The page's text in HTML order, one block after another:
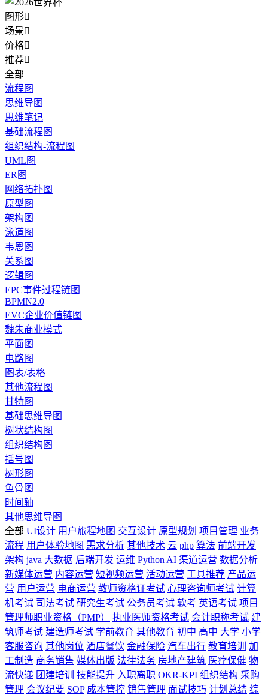
图形
场景
价格
推荐
全部
流程图
思维导图
思维笔记
基础流程图
组织结构-流程图
UML图
ER图
网络拓扑图
原型图
架构图
泳道图
韦恩图
关系图
逻辑图
EPC事件过程链图
BPMN2.0
EVC企业价值链图
魏朱商业模式
平面图
电路图
图表/表格
其他流程图
甘特图
基础思维导图
树状结构图
组织结构图
括号图
树形图
鱼骨图
时间轴
其他思维导图
全部 UI设计 用户旅程地图 交互设计 原型规划 项目管理 业务
流程 用户体验地图 需求分析 其他技术 云 php 算法 前端开发
架构 java 大数据 后端开发 运维 Python AI 渠道运营 数据分析
新媒体运营 内容运营 短视频运营 活动运营 工具推荐 产品运
营 用户运营 电商运营 教师资格证考试 心理咨询师考试 计算
机考试 司法考试 研究生考试 公务员考试 软考 英语考试 项目
管理师职业资格（PMP）
执业医师资格考试 会计职称考试 建
筑师考试 建造师考试 学前教育 其他教育 初中 高中 大学 小学
客服咨询 其他岗位 酒店餐饮 金融保险 汽车出行 教育培训
加
工制造 商务销售 媒体出版 法律法务 房地产建筑 医疗保健 物
流快递 团建培训 技能提升 入职离职 OKR-KPI 组织结构 采购
管理 会议纪要 SOP 成本管控 销售管理 面试技巧 计划总结 综